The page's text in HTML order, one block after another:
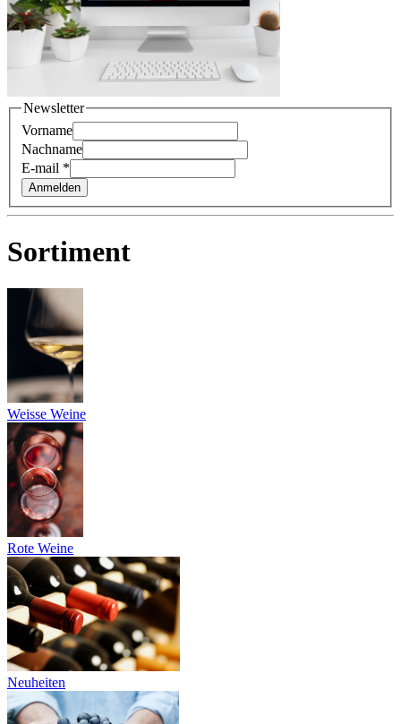
Newsletter
Vorname
Nachname
E-mail *
Anmelden
Sortiment
Weisse Weine
Rote Weine
Neuheiten